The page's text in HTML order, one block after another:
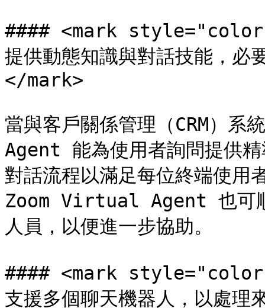
#### <mark
提供動態知識與對話技能，必
</mark>
當與客戶關係管理（CRM）
Agent 能為使用者詢問提供精
對話流程以滿足每位終端使用
Zoom Virtual Agent 也可順
人員，以便進一步協助。
#### <mark
支援多個聊天機器人，以處理